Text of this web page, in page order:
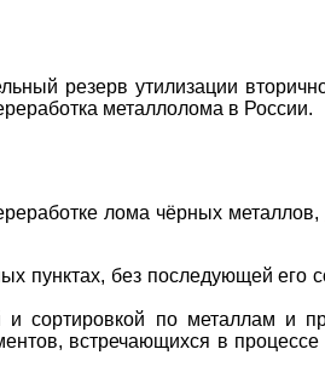
резерв утилизации
металлолома в России.
лома чёрных металлов,
без последующей его
сортировкой по металлам и
встречающихся в